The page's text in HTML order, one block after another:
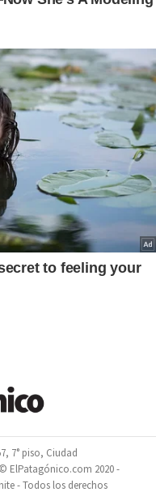
7° piso, Ciudad
ElPatagónico.com 2020 -
- Todos los derechos